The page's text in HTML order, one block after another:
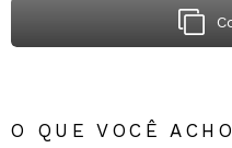
O QUE VOCÊ